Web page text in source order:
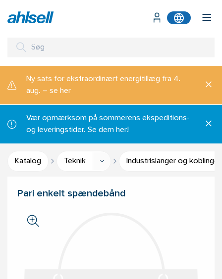
Ny sats for ekstraordinært energitillæg fra 4.
aug. – se her
Vær opmærksom på sommerens ekspeditions-
og leveringstider. Se dem her!
Katalog Teknik Industrislanger og koblinger
Pari enkelt spændebånd